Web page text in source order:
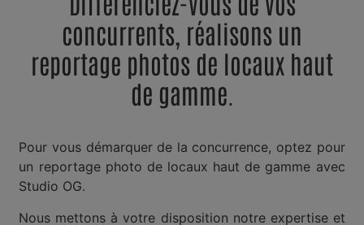
concurrents, réalisons un
reportage photos de locaux haut
de gamme.
Pour vous démarquer de la concurrence, optez pour
un reportage photo de locaux haut de gamme avec
Studio OG.
Nous mettons à votre disposition notre expertise et